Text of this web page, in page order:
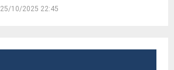
25/10/2025 22:45